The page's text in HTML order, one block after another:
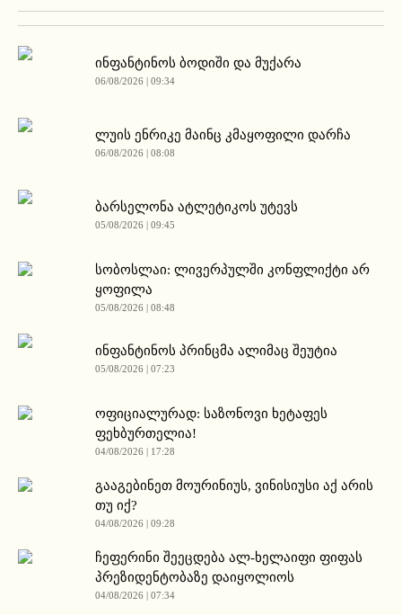
ინფანტინოს ბოდიში და მუქარა
06/08/2026 | 09:34
ლუის ენრიკე მაინც კმაყოფილი დარჩა
06/08/2026 | 08:08
ბარსელონა ატლეტიკოს უტევს
05/08/2026 | 09:45
სობოსლაი: ლივერპულში კონფლიქტი არ
ყოფილა
05/08/2026 | 08:48
ინფანტინოს პრინცმა ალიმაც შეუტია
05/08/2026 | 07:23
ოფიციალურად: საზონოვი ხეტაფეს
ფეხბურთელია!
04/08/2026 | 17:28
გააგებინეთ მოურინიუს, ვინისიუსი აქ არის
თუ იქ?
04/08/2026 | 09:28
ჩეფერინი შეეცდება ალ-ხელაიფი ფიფას
პრეზიდენტობაზე დაიყოლიოს
04/08/2026 | 07:34